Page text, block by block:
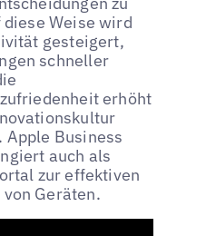
Weise wird
gesteigert,
schneller
erhöht
Apple Business
auch als
zur effektiven
Geräten.